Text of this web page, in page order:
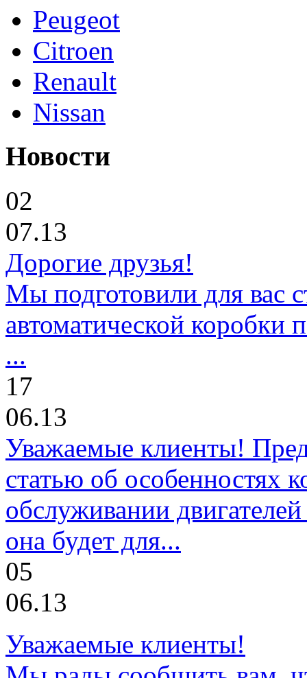
Peugeot
Citroen
Renault
Nissan
Новости
02
07.13
Дорогие друзья!
Мы подготовили для вас
автоматической коробки
...
17
06.13
Уважаемые клиенты!
статью об особенностях
обслуживании
она будет для...
05
06.13
Уважаемые клиенты!